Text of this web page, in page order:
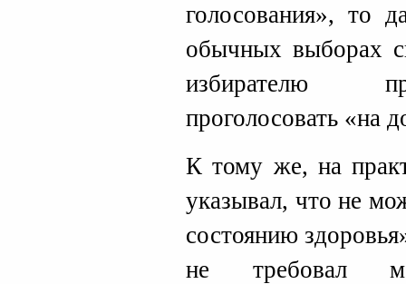
голосования», то
обычных выборах
избирателю
проголосовать «на
К тому же, на
указывал, что не
состоянию
не требовал